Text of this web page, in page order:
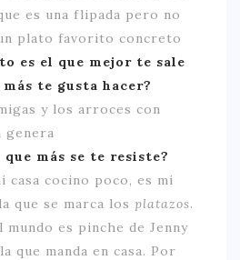
es una flipada pero no
plato favorito concreto
es el que mejor te sale
te gusta hacer?
y los arroces con
genera
más se te resiste?
casa cocino poco, es mi
que se marca los platazos.
mundo es pinche de Jenny
que manda en casa. Por